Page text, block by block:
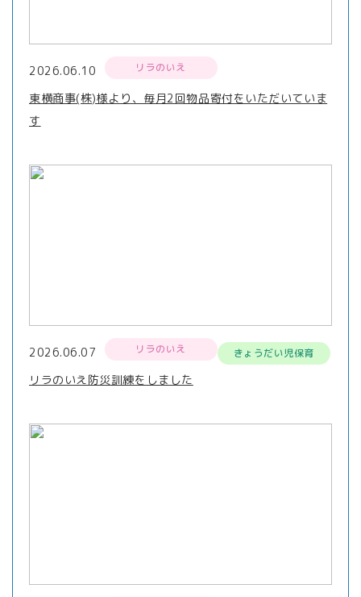
2026.06.10 リラのいえ
東横商事(株)様より、毎月2回物品寄付をいただいていま
す
2026.06.07 リラのいえ きょうだい児保育
リラのいえ防災訓練をしました